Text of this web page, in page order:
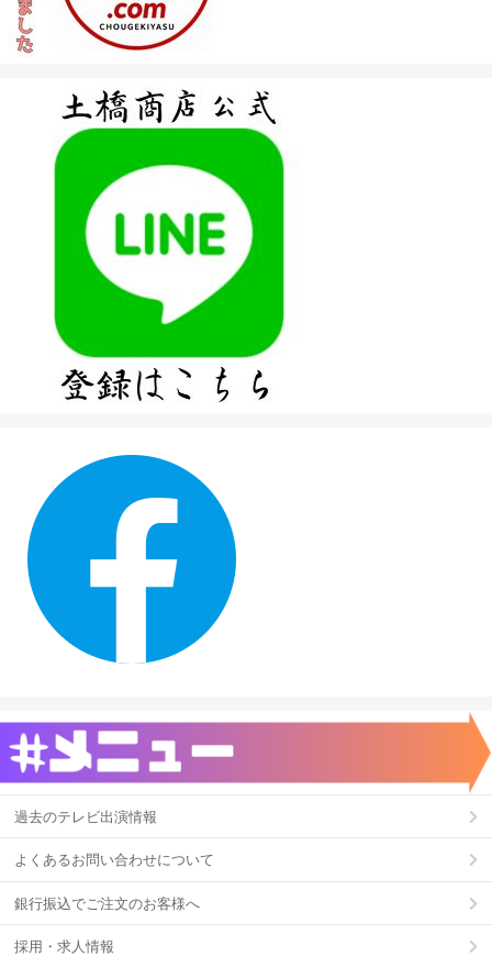
過去のテレビ出演情報
よくあるお問い合わせについて
銀行振込でご注文のお客様へ
採用・求人情報